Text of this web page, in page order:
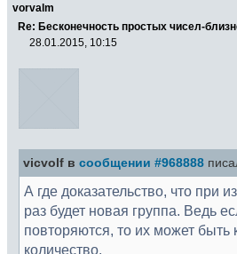
vorvalm
Re: Бесконечность простых чисел-
28.01.2015, 10:15
vicvolf в сообщении #968888
А где доказательство, что при
раз будет новая группа. Ведь
повторяются, то их может быть
количество.